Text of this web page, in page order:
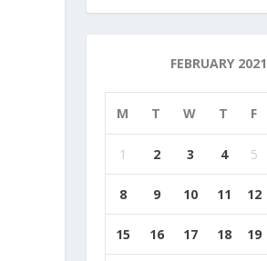
FEBRUARY 2021
M T W T F
1 2 3 4 5
8 9 10 11 12
15 16 17 18 19